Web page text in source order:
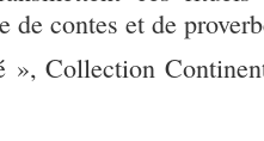
de contes et de
», Collection